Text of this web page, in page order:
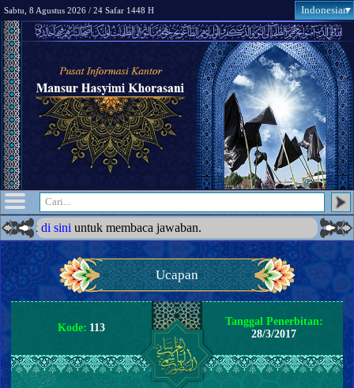
Sabtu, 8 Agustus 2026 / 24 Safar 1448 H Indonesian
siniuntuk membaca jawaban.
Ucapan
Kode: 113
Tanggal Penerbitan:
28/3/2017